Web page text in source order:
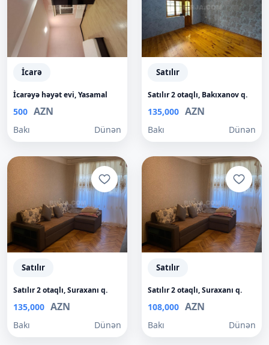
İcarə
İcarəyə həyət evi, Yasamal
500 AZN
Bakı Dünən
Satılır
Satılır 2 otaqlı, Bakıxanov q.
135,000 AZN
Bakı Dünən
Satılır
Satılır 2 otaqlı, Suraxanı q.
135,000 AZN
Bakı Dünən
Satılır
Satılır 2 otaqlı, Suraxanı q.
108,000 AZN
Bakı Dünən